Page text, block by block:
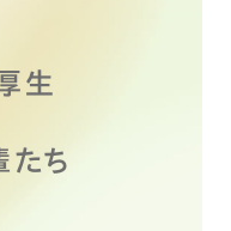
生
たち